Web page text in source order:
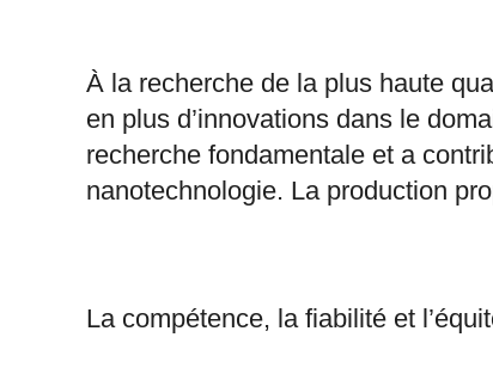
À la recherche de la plus haute
en plus d’innovations dans le
recherche fondamentale et a
nanotechnologie. La production
La compétence, la fiabilité et